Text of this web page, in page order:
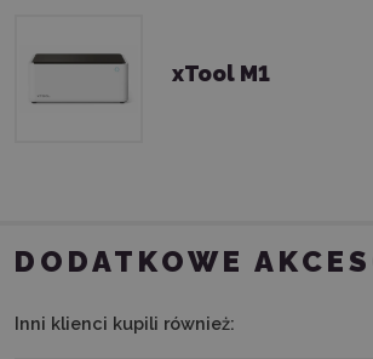
xTool M1
DODATKOWE
Inni klienci kupili również: